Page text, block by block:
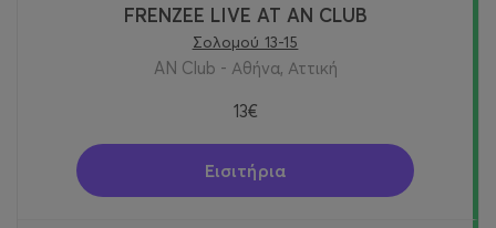
FRENZEE LIVE AT AN CLUB
Σολομού 13-15
AN Club - Αθήνα, Αττική
13€
Εισιτήρια